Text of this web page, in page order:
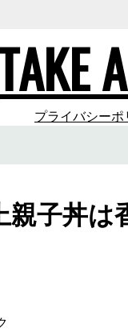
プライバシーポ
子丼は